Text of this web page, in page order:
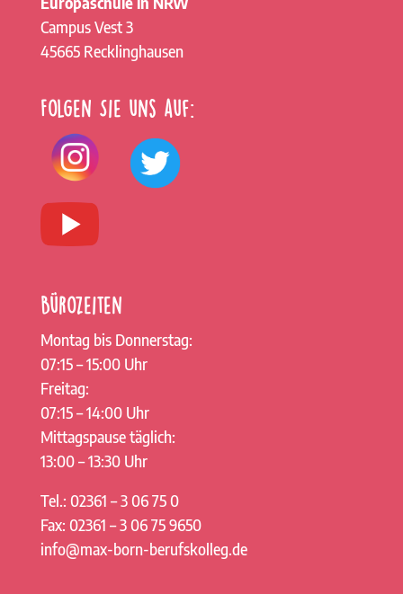
Campus Vest 3
45665 Recklinghausen
Folgen Sie uns auf:
Bürozeiten
Montag bis Donnerstag:
07:15 – 15:00 Uhr
Freitag:
07:15 – 14:00 Uhr
Mittagspause täglich:
13:00 – 13:30 Uhr
Tel.: 02361 – 3 06 75 0
Fax: 02361 – 3 06 75 9650
info@max-born-berufskolleg.de